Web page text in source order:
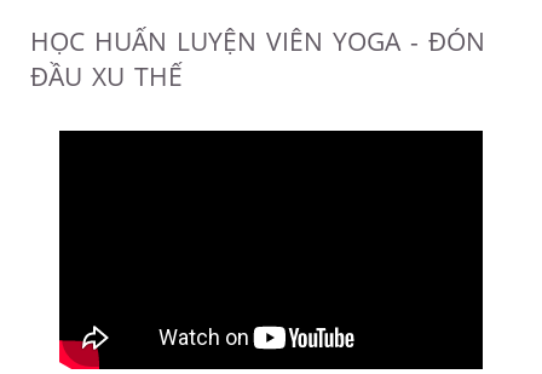
HỌC HUẤN LUYỆN VIÊN YOGA - ĐÓN
ĐẦU XU THẾ